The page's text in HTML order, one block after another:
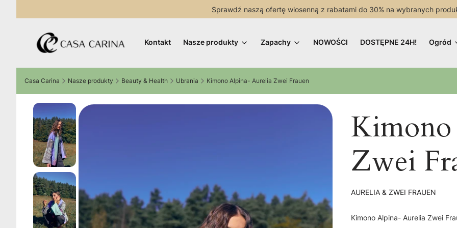
Sprawdź naszą ofertę wiosenną z rabatami do 30% na wybranych
Kontakt Nasze produkty Zapachy NOWOŚCI DOSTĘPNE 24H! Ogród
Casa Carina Nasze produkty Beauty & Health Ubrania Kimono Alpina- Aurelia Zwei Frauen
Zwei
AURELIA & ZWEI FRAUEN
Kimono Alpina- Aurelia Zwei